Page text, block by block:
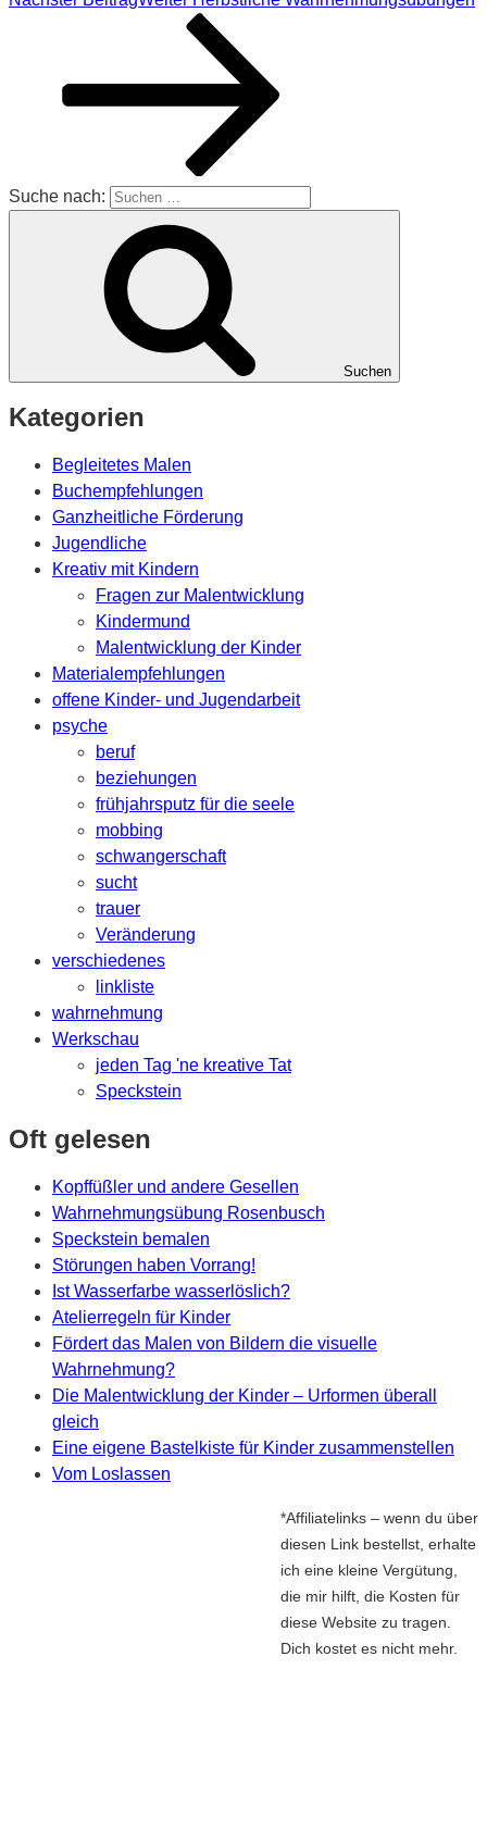
Suche nach:
Suchen
Kategorien
Begleitetes Malen
Buchempfehlungen
Ganzheitliche Förderung
Jugendliche
Kreativ mit Kindern
Fragen zur Malentwicklung
Kindermund
Malentwicklung der Kinder
Materialempfehlungen
offene Kinder- und Jugendarbeit
psyche
beruf
beziehungen
frühjahrsputz für die seele
mobbing
schwangerschaft
sucht
trauer
Veränderung
verschiedenes
linkliste
wahrnehmung
Werkschau
jeden Tag 'ne kreative Tat
Speckstein
Oft gelesen
Kopffüßler und andere Gesellen
Wahrnehmungsübung Rosenbusch
Speckstein bemalen
Störungen haben Vorrang!
Ist Wasserfarbe wasserlöslich?
Atelierregeln für Kinder
Fördert das Malen von Bildern die visuelle
Wahrnehmung?
Die Malentwicklung der Kinder – Urformen überall
gleich
Eine eigene Bastelkiste für Kinder zusammenstellen
Vom Loslassen
*Affiliatelinks – wenn du über
diesen Link bestellst, erhalte
ich eine kleine Vergütung,
die mir hilft, die Kosten für
diese Website zu tragen.
Dich kostet es nicht mehr.